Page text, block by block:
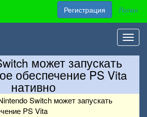
Регистрация Логин
может запускать
обеспечение PS Vita
нативно
Switch может запускать
PS Vita